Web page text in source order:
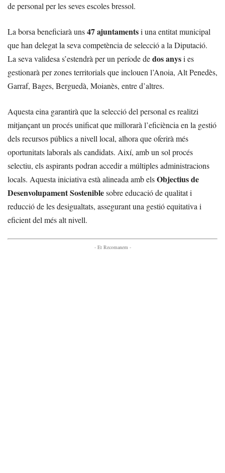
de personal per les seves escoles bressol.
La borsa beneficiarà uns47 ajuntamentsi una entitat municipal
que han delegat la seva competència de selecció a la Diputació.
La seva validesa s’estendrà per un període dedos anysi es
gestionarà per zones territorials que inclouen l’Anoia, Alt Penedès,
Garraf, Bages, Berguedà, Moianès, entre d’altres.
Aquesta eina garantirà que la selecció del personal es realitzi
mitjançant un procés unificat que millorarà l’eficiència en la gestió
dels recursos públics a nivell local, alhora que oferirà més
oportunitats laborals als candidats. Així, amb un sol procés
selectiu, els aspirants podran accedir a múltiples administracions
locals. Aquesta iniciativa està alineada amb elsObjectius de
Desenvolupament Sosteniblesobre educació de qualitat i
reducció de les desigualtats, assegurant una gestió equitativa i
eficient del més alt nivell.
- Et Recomanem -